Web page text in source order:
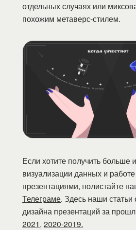
отдельных случаях или
похожим метаверс-стилем.
Если хотите получить
визуализации данных и
презентациями, полистайте
Телеграме. Здесь наши статьи
дизайна презентаций за
2021, 2020-2019.